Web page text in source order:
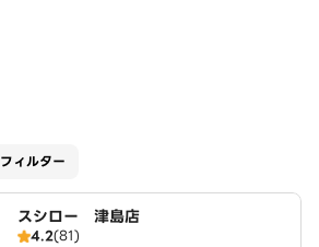
フィルター
スシロー 津島店
4.2(81)